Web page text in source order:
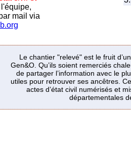
mail via
Le chantier "relevé" est le fruit
Gen&O. Qu’ils soient remerciés
de partager l’information avec le
utiles pour retrouver ses ancêtres.
actes d’état civil numérisés et
départementales